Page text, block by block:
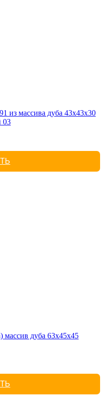
из массива дуба 43х43х30
03
массив дуба 63х45х45